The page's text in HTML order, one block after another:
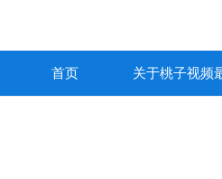
首页 关于桃子视频